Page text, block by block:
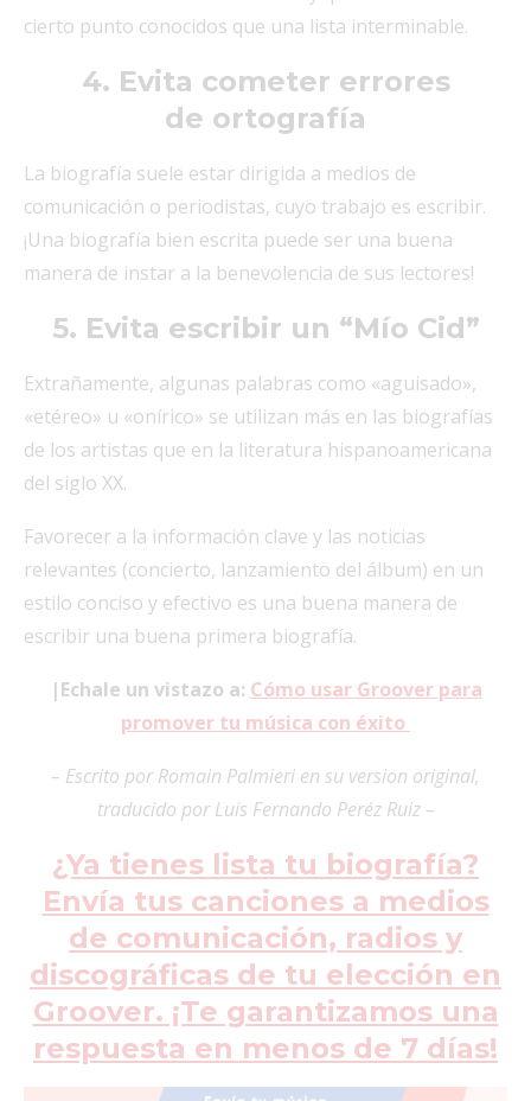
cierto punto conocidos que una lista interminable.
4. Evita cometer errores
de ortografía
La biografía suele estar dirigida a medios de
comunicación o periodistas, cuyo trabajo es escribir.
¡Una biografía bien escrita puede ser una buena
manera de instar a la benevolencia de sus lectores!
5. Evita escribir un “Mío Cid”
Extrañamente, algunas palabras como «aguisado»,
«etéreo» u «onírico» se utilizan más en las biografías
de los artistas que en la literatura hispanoamericana
del siglo XX.
Favorecer a la información clave y las noticias
relevantes (concierto, lanzamiento del álbum) en un
estilo conciso y efectivo es una buena manera de
escribir una buena primera biografía.
|Echale un vistazo a: Cómo usar Groover para
promover tu música con éxito
– Escrito por Romain Palmieri en su version original,
traducido por Luis Fernando Peréz Ruiz –
¿Ya tienes lista tu biografía?
Envía tus canciones a medios
de comunicación, radios y
discográficas de tu elección en
Groover. ¡Te garantizamos una
respuesta en menos de 7 días!